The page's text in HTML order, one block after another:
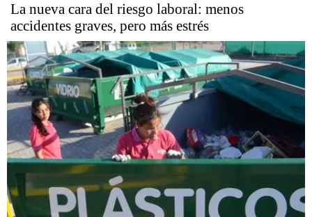
La nueva cara del riesgo laboral: menos
accidentes graves, pero más estrés